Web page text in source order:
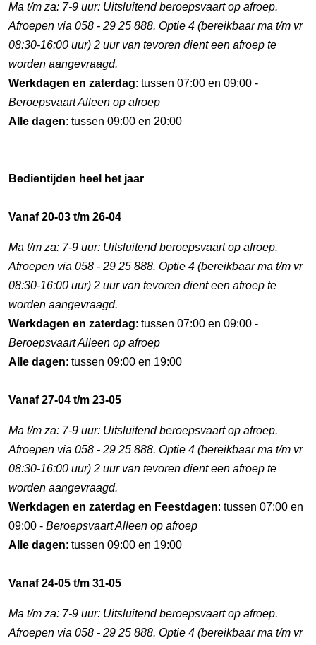
Ma t/m za: 7-9 uur: Uitsluitend beroepsvaart op afroep.
Afroepen via 058 - 29 25 888. Optie 4 (bereikbaar ma t/m vr
08:30-16:00 uur) 2 uur van tevoren dient een afroep te
worden aangevraagd.
Werkdagen en zaterdag: tussen 07:00 en 09:00 -
Beroepsvaart Alleen op afroep
Alle dagen: tussen 09:00 en 20:00
Bedientijden heel het jaar
Vanaf 20-03 t/m 26-04
Ma t/m za: 7-9 uur: Uitsluitend beroepsvaart op afroep.
Afroepen via 058 - 29 25 888. Optie 4 (bereikbaar ma t/m vr
08:30-16:00 uur) 2 uur van tevoren dient een afroep te
worden aangevraagd.
Werkdagen en zaterdag: tussen 07:00 en 09:00 -
Beroepsvaart Alleen op afroep
Alle dagen: tussen 09:00 en 19:00
Vanaf 27-04 t/m 23-05
Ma t/m za: 7-9 uur: Uitsluitend beroepsvaart op afroep.
Afroepen via 058 - 29 25 888. Optie 4 (bereikbaar ma t/m vr
08:30-16:00 uur) 2 uur van tevoren dient een afroep te
worden aangevraagd.
Werkdagen en zaterdag en Feestdagen: tussen 07:00 en
09:00 - Beroepsvaart Alleen op afroep
Alle dagen: tussen 09:00 en 19:00
Vanaf 24-05 t/m 31-05
Ma t/m za: 7-9 uur: Uitsluitend beroepsvaart op afroep.
Afroepen via 058 - 29 25 888. Optie 4 (bereikbaar ma t/m vr